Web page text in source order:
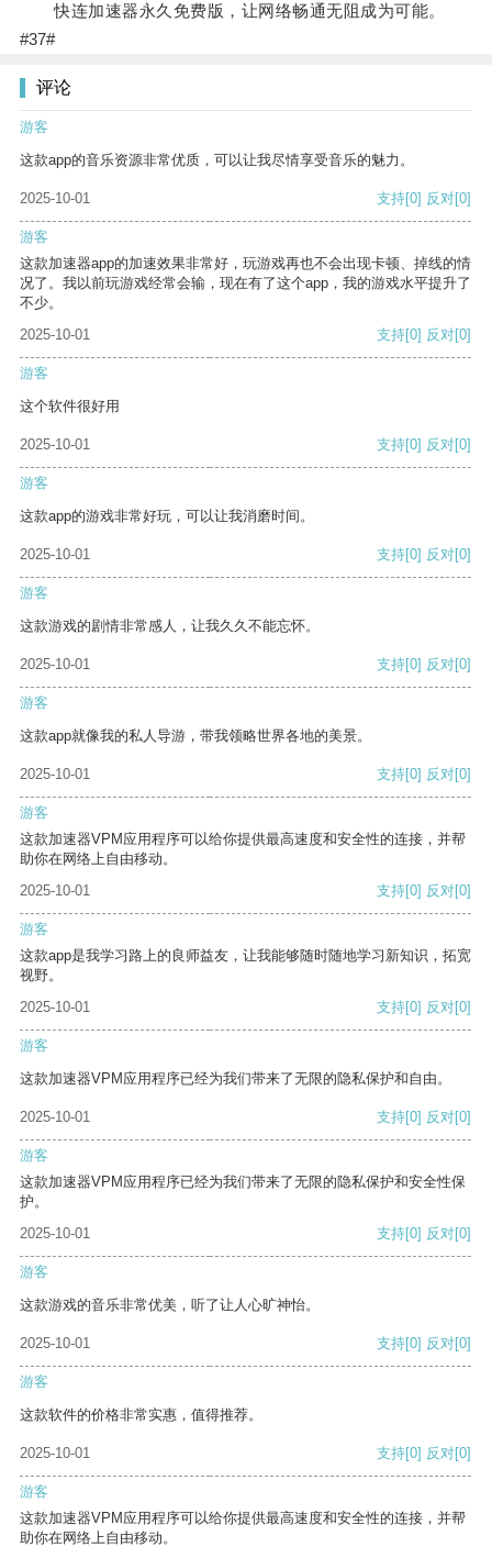
快连加速器永久免费版，让网络畅通无阻成为可能。
#37#
评论
游客
这款app的音乐资源非常优质，可以让我尽情享受音乐的魅力。
2025-10-01 支持[0] 反对[0]
游客
这款加速器app的加速效果非常好，玩游戏再也不会出现卡顿、掉线的情
况了。我以前玩游戏经常会输，现在有了这个app，我的游戏水平提升了
不少。
2025-10-01
支持[0] 反对[0]
游客
这个软件很好用
2025-10-01 支持[0] 反对[0]
游客
这款app的游戏非常好玩，可以让我消磨时间。
2025-10-01 支持[0] 反对[0]
游客
这款游戏的剧情非常感人，让我久久不能忘怀。
2025-10-01 支持[0] 反对[0]
游客
这款app就像我的私人导游，带我领略世界各地的美景。
2025-10-01 支持[0] 反对[0]
游客
这款加速器VPM应用程序可以给你提供最高速度和安全性的连接，并帮
助你在网络上自由移动。
2025-10-01
支持[0] 反对[0]
游客
这款app是我学习路上的良师益友，让我能够随时随地学习新知识，拓宽
视野。
2025-10-01
支持[0] 反对[0]
游客
这款加速器VPM应用程序已经为我们带来了无限的隐私保护和自由。
2025-10-01 支持[0] 反对[0]
游客
这款加速器VPM应用程序已经为我们带来了无限的隐私保护和安全性保
护。
2025-10-01
支持[0] 反对[0]
游客
这款游戏的音乐非常优美，听了让人心旷神怡。
2025-10-01 支持[0] 反对[0]
游客
这款软件的价格非常实惠，值得推荐。
2025-10-01 支持[0] 反对[0]
游客
这款加速器VPM应用程序可以给你提供最高速度和安全性的连接，并帮
助你在网络上自由移动。